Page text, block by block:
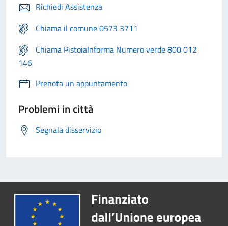
Richiedi Assistenza
Chiama il comune 0573 3711
Chiama PistoiaInforma Numero verde 800 012
146
Prenota un appuntamento
Problemi in città
Segnala disservizio